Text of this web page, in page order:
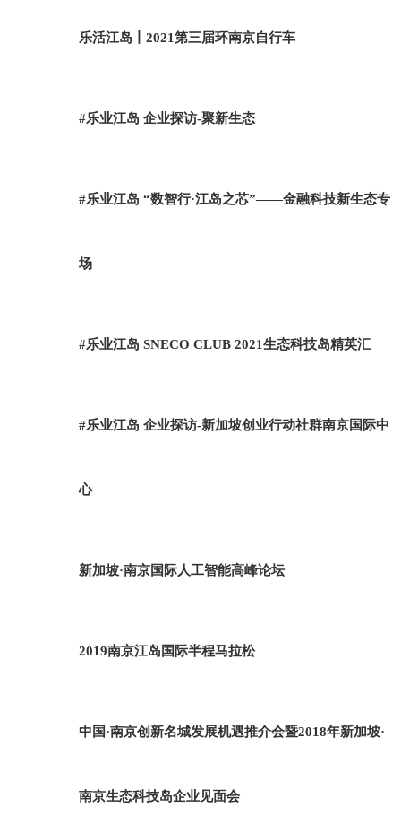
乐活江岛丨2021第三届环南京自行车
#乐业江岛 企业探访-聚新生态
#乐业江岛 “数智行·江岛之芯”——金融科技新生态专
场
#乐业江岛 SNECO CLUB 2021生态科技岛精英汇
#乐业江岛 企业探访-新加坡创业行动社群南京国际中
心
新加坡·南京国际人工智能高峰论坛
2019南京江岛国际半程马拉松
中国·南京创新名城发展机遇推介会暨2018年新加坡·
南京生态科技岛企业见面会